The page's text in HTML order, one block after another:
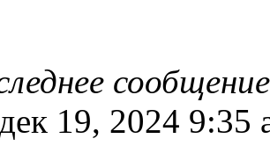
19, 2024 9:35